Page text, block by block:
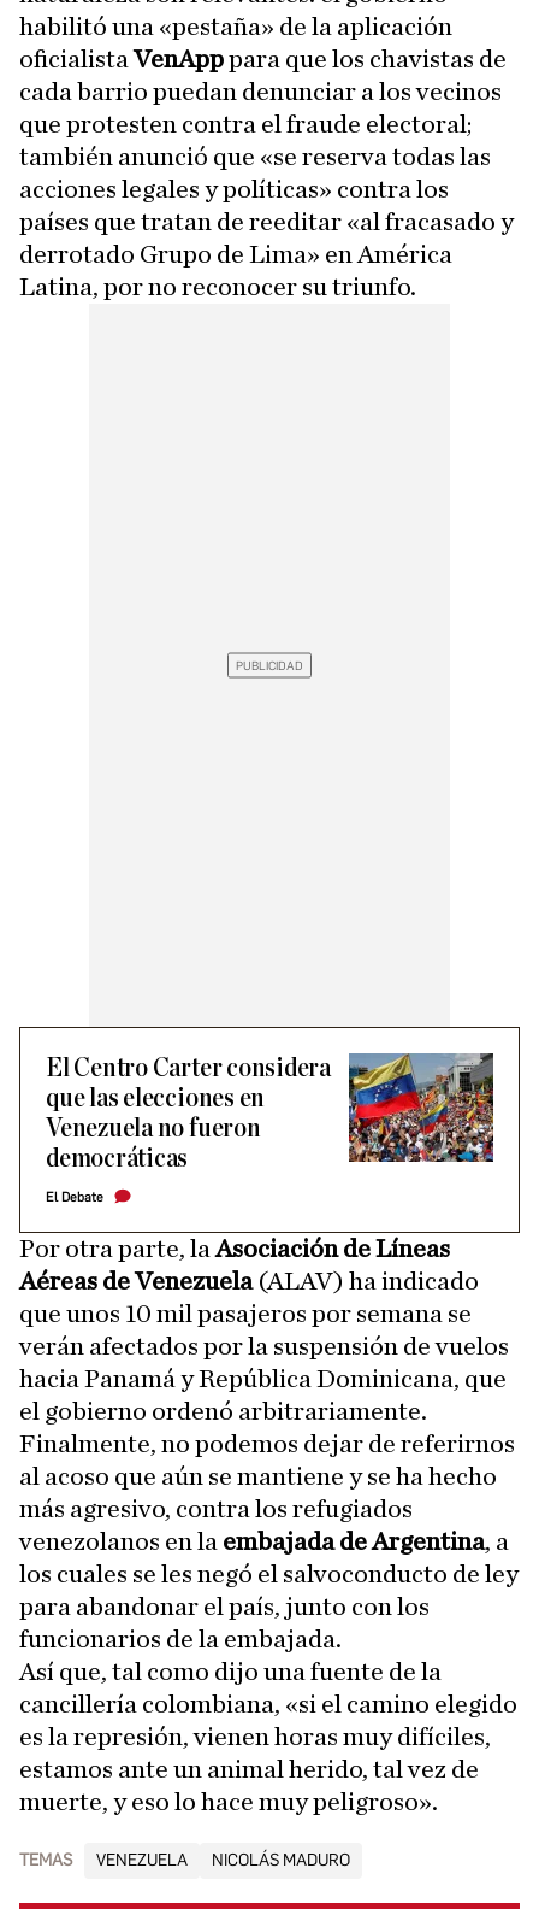
habilitó una «pestaña» de la aplicación
oficialistaVenApppara que los chavistas de
cada barrio puedan denunciar a los vecinos
que protesten contra el fraude electoral;
también anunció que «se reserva todas las
acciones legales y políticas» contra los
países que tratan de reeditar «al fracasado y
derrotado Grupo de Lima» en América
Latina, por no reconocer su triunfo.
El Centro Carter considera
que las elecciones en
Venezuela no fueron
democráticas
El Debate
Por otra parte, laAsociación de Líneas
Aéreas de Venezuela(ALAV) ha indicado
que unos 10 mil pasajeros por semana se
verán afectados por la suspensión de vuelos
hacia Panamá y República Dominicana, que
el gobierno ordenó arbitrariamente.
Finalmente, no podemos dejar de referirnos
al acoso que aún se mantiene y se ha hecho
más agresivo, contra los refugiados
venezolanos en la embajada de Argentina, a
los cuales se les negó el salvoconducto de ley
para abandonar el país, junto con los
funcionarios de la embajada.
Así que, tal como dijo una fuente de la
cancillería colombiana, «si el camino elegido
es la represión, vienen horas muy difíciles,
estamos ante un animal herido, tal vez de
muerte, y eso lo hace muy peligroso».
TEMAS VENEZUELA NICOLÁS MADURO